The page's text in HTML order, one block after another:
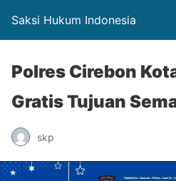
Saksi Hukum Indonesia
Polres Cirebon
Gratis Tujuan
skp